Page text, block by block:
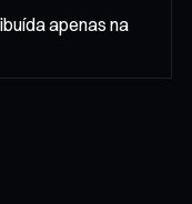
apenas na